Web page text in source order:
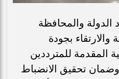
الدولة والمحافظة
بجودة
المقدمة للمترددين
تحقيق الانضباط